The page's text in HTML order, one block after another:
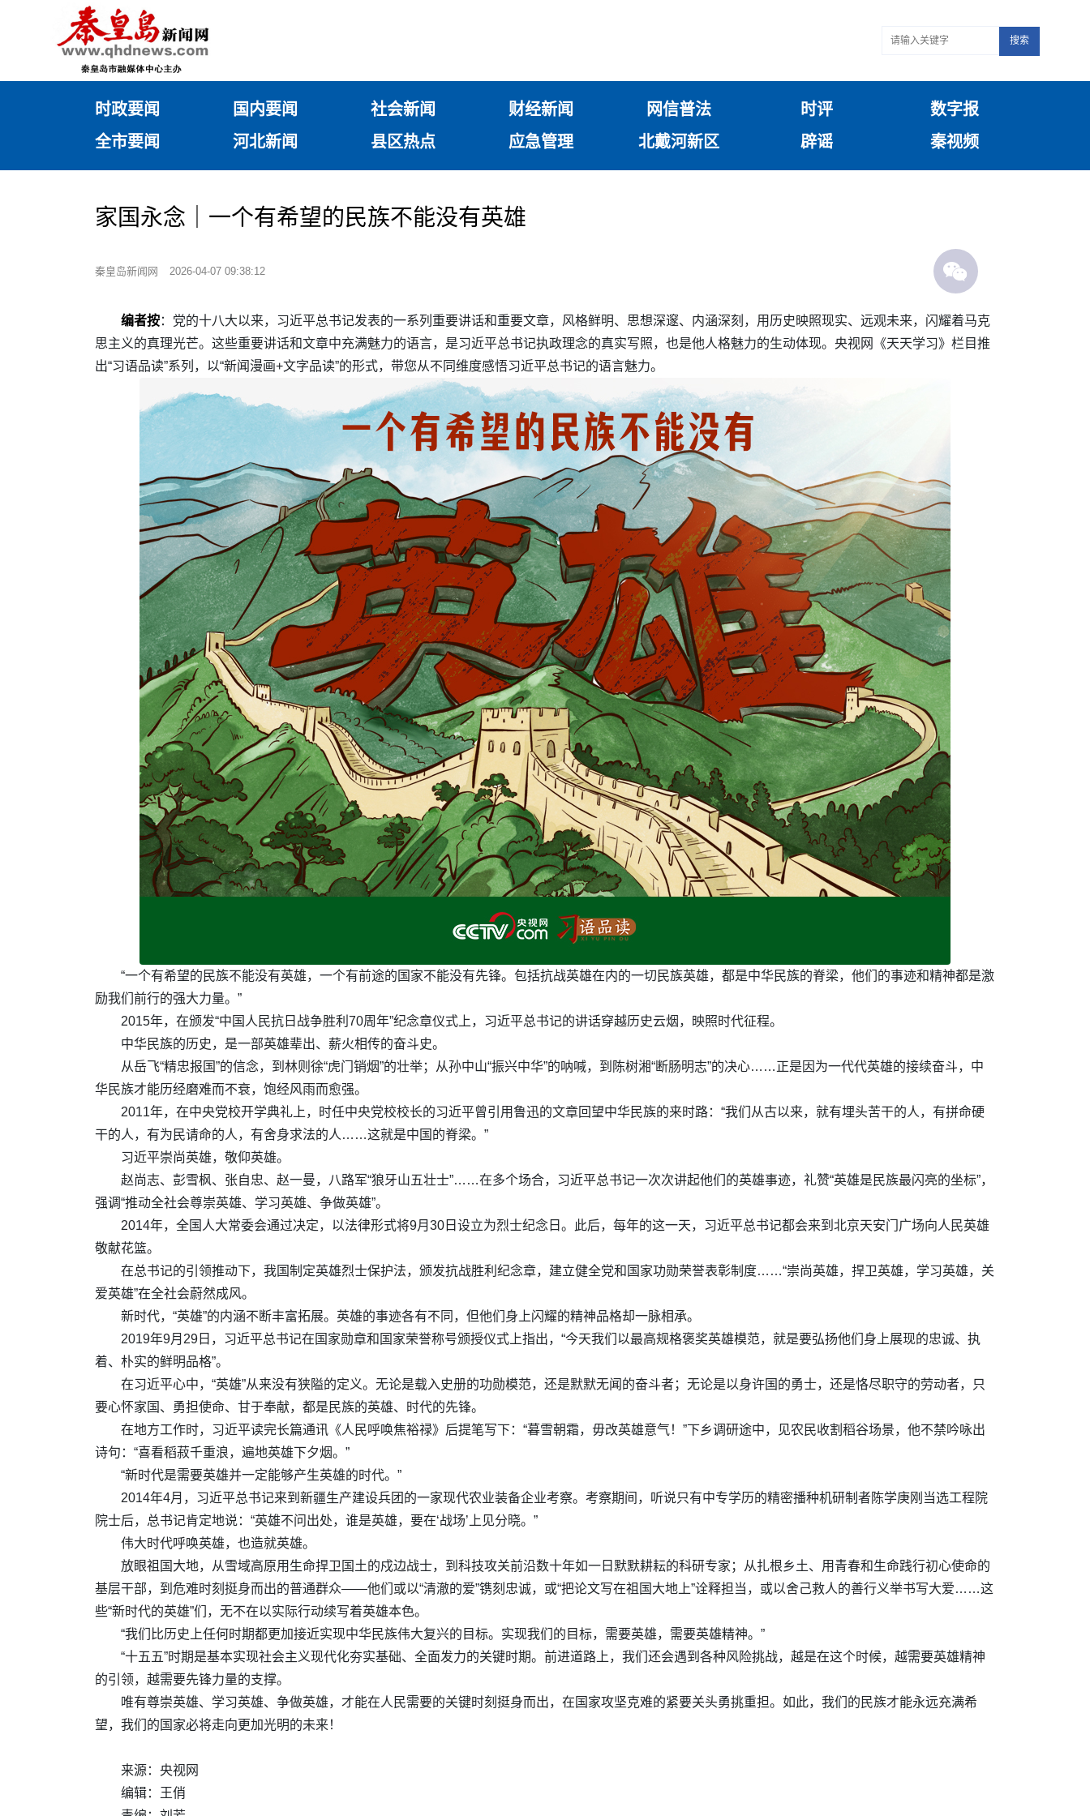
搜索
时政要闻 国内要闻 社会新闻 财经新闻 网信普法 时评
数字报
全市要闻
河北新闻 县区热点 应急管理 北戴河新区 辟谣 秦视频
家国永念｜一个有希望的民族不能没有英雄
秦皇岛新闻网 2026-04-07 09:38:12
编者按：党的十八大以来，习近平总书记发表的一系列重要讲话和重要文章，风格鲜明、思想深邃、内涵深刻，用历史映照现实、远观未来，闪耀着马克
思主义的真理光芒。这些重要讲话和文章中充满魅力的语言，是习近平总书记执政理念的真实写照，也是他人格魅力的生动体现。央视网《天天学习》栏目推
出“习语品读”系列，以“新闻漫画+文字品读”的形式，带您从不同维度感悟习近平总书记的语言魅力。
“一个有希望的民族不能没有英雄，一个有前途的国家不能没有先锋。包括抗战英雄在内的一切民族英雄，都是中华民族的脊梁，他们的事迹和精神都是激
励我们前行的强大力量。”
2015年，在颁发“中国人民抗日战争胜利70周年”纪念章仪式上，习近平总书记的讲话穿越历史云烟，映照时代征程。
中华民族的历史，是一部英雄辈出、薪火相传的奋斗史。
从岳飞“精忠报国”的信念，到林则徐“虎门销烟”的壮举；从孙中山“振兴中华”的呐喊，到陈树湘“断肠明志”的决心……正是因为一代代英雄的接续奋斗，中
华民族才能历经磨难而不衰，饱经风雨而愈强。
2011年，在中央党校开学典礼上，时任中央党校校长的习近平曾引用鲁迅的文章回望中华民族的来时路：“我们从古以来，就有埋头苦干的人，有拼命硬
干的人，有为民请命的人，有舍身求法的人……这就是中国的脊梁。”
习近平崇尚英雄，敬仰英雄。
赵尚志、彭雪枫、张自忠、赵一曼，八路军“狼牙山五壮士”……在多个场合，习近平总书记一次次讲起他们的英雄事迹，礼赞“英雄是民族最闪亮的坐标”，
强调“推动全社会尊崇英雄、学习英雄、争做英雄”。
2014年，全国人大常委会通过决定，以法律形式将9月30日设立为烈士纪念日。此后，每年的这一天，习近平总书记都会来到北京天安门广场向人民英雄
敬献花篮。
在总书记的引领推动下，我国制定英雄烈士保护法，颁发抗战胜利纪念章，建立健全党和国家功勋荣誉表彰制度……“崇尚英雄，捍卫英雄，学习英雄，关
爱英雄”在全社会蔚然成风。
新时代，“英雄”的内涵不断丰富拓展。英雄的事迹各有不同，但他们身上闪耀的精神品格却一脉相承。
2019年9月29日，习近平总书记在国家勋章和国家荣誉称号颁授仪式上指出，“今天我们以最高规格褒奖英雄模范，就是要弘扬他们身上展现的忠诚、执
着、朴实的鲜明品格”。
在习近平心中，“英雄”从来没有狭隘的定义。无论是载入史册的功勋模范，还是默默无闻的奋斗者；无论是以身许国的勇士，还是恪尽职守的劳动者，只
要心怀家国、勇担使命、甘于奉献，都是民族的英雄、时代的先锋。
在地方工作时，习近平读完长篇通讯《人民呼唤焦裕禄》后提笔写下：“暮雪朝霜，毋改英雄意气！”下乡调研途中，见农民收割稻谷场景，他不禁吟咏出
诗句：“喜看稻菽千重浪，遍地英雄下夕烟。”
“新时代是需要英雄并一定能够产生英雄的时代。”
2014年4月，习近平总书记来到新疆生产建设兵团的一家现代农业装备企业考察。考察期间，听说只有中专学历的精密播种机研制者陈学庚刚当选工程院
院士后，总书记肯定地说：“英雄不问出处，谁是英雄，要在‘战场’上见分晓。”
伟大时代呼唤英雄，也造就英雄。
放眼祖国大地，从雪域高原用生命捍卫国土的戍边战士，到科技攻关前沿数十年如一日默默耕耘的科研专家；从扎根乡土、用青春和生命践行初心使命的
基层干部，到危难时刻挺身而出的普通群众——他们或以“清澈的爱”镌刻忠诚，或“把论文写在祖国大地上”诠释担当，或以舍己救人的善行义举书写大爱……这
些“新时代的英雄”们，无不在以实际行动续写着英雄本色。
“我们比历史上任何时期都更加接近实现中华民族伟大复兴的目标。实现我们的目标，需要英雄，需要英雄精神。”
“十五五”时期是基本实现社会主义现代化夯实基础、全面发力的关键时期。前进道路上，我们还会遇到各种风险挑战，越是在这个时候，越需要英雄精神
的引领，越需要先锋力量的支撑。
唯有尊崇英雄、学习英雄、争做英雄，才能在人民需要的关键时刻挺身而出，在国家攻坚克难的紧要关头勇挑重担。如此，我们的民族才能永远充满希
望，我们的国家必将走向更加光明的未来！
来源：央视网
编辑：王俏